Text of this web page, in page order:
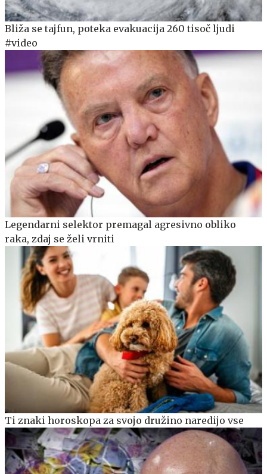
Bliža se tajfun, poteka evakuacija 260 tisoč ljudi
#video
Legendarni selektor premagal agresivno obliko
raka, zdaj se želi vrniti
Ti znaki horoskopa za svojo družino naredijo vse